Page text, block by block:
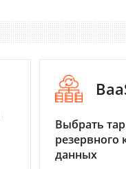
Выбрать
резервного
данных